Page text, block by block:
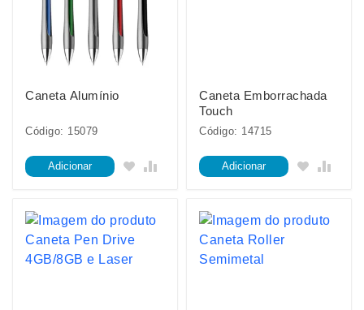
Caneta Alumínio
Código: 15079
Adicionar
Caneta Emborrachada
Touch
Código: 14715
Adicionar